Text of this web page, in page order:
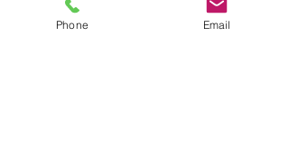
Phone Email